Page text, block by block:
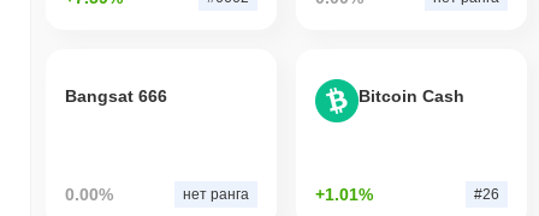
Bangsat 666
0.00% нет ранга
Bitcoin Cash
+1.01% #26